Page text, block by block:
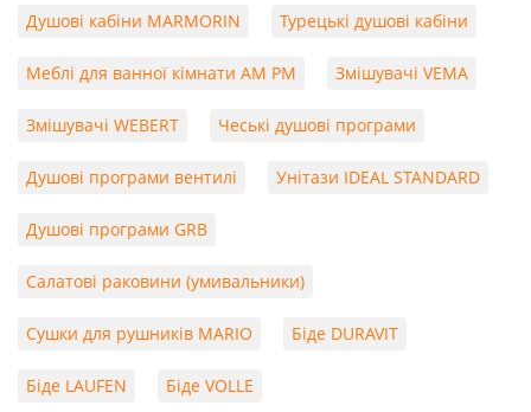
Душові кабіни MARMORIN Турецькі душові кабіни
Меблі для ванної кімнати AM PM Змішувачі VEMA
Змішувачі WEBERT Чеські душові програми
Душові програми вентилі Унітази IDEAL STANDARD
Душові програми GRB
Салатові раковини (умивальники)
Сушки для рушників MARIO Біде DURAVIT
Біде LAUFEN Біде VOLLE